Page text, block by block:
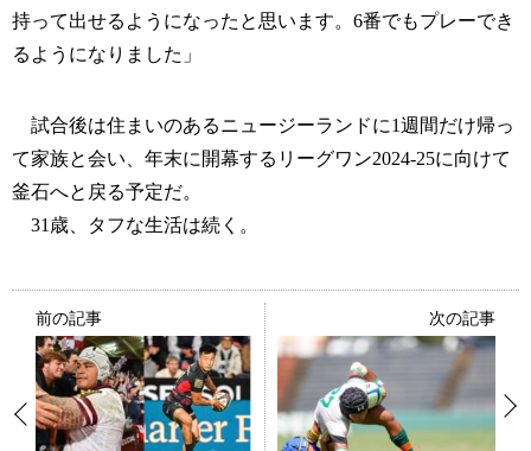
持って出せるようになったと思います。6番でもプレーでき
るようになりました」
試合後は住まいのあるニュージーランドに1週間だけ帰っ
て家族と会い、年末に開幕するリーグワン2024-25に向けて
釜石へと戻る予定だ。
31歳、タフな生活は続く。
前の記事 次の記事